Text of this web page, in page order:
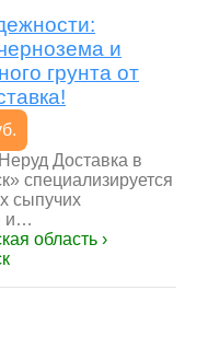
и
грунта от
Доставка в
специализируется
сыпучих
и…
область ›